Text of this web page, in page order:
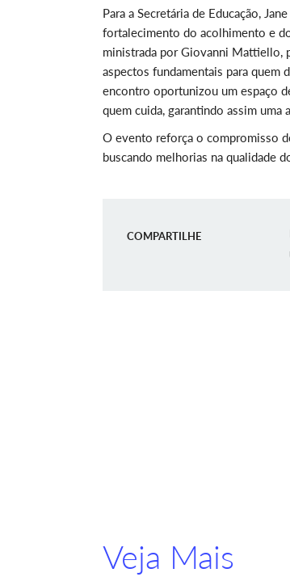
Para a Secretária de Educação,
fortalecimento do acolhimento e
ministrada por Giovanni Mattiello,
aspectos fundamentais para quem
encontro oportunizou um espaço
quem cuida, garantindo assim uma
O evento reforça o compromisso
buscando melhorias na qualidade
COMPARTILHE
Veja Mais